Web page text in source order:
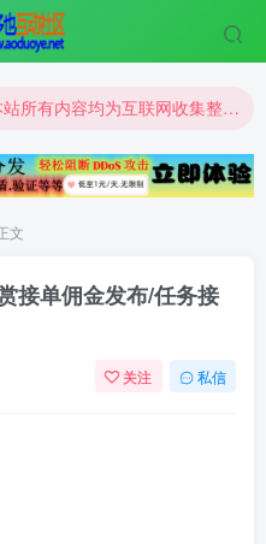
理和网友上传。仅限于学习研究，切勿用于商业用途。
理和网友上传。仅限于学习研究，切勿用于商业用途。
理和网友上传。仅限于学习研究，切勿用于商业用途。
文
接单佣金发布/任务接
关注 私信